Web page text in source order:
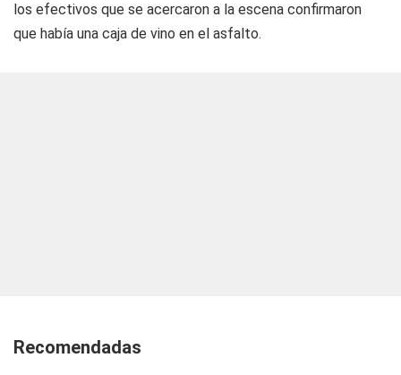
los efectivos que se acercaron a la escena confirmaron
que había una caja de vino en el asfalto.
Recomendadas